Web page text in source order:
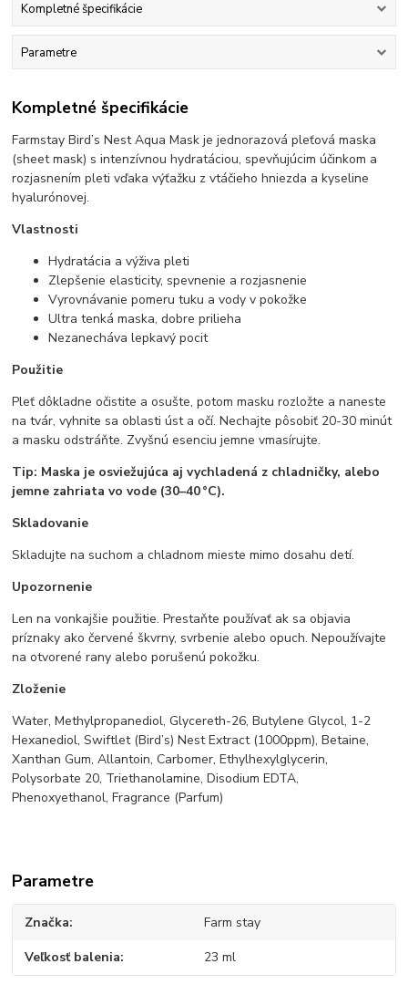
Kompletné špecifikácie
Parametre
Kompletné špecifikácie
Farmstay Bird’s Nest Aqua Mask je jednorazová pleťová maska
(sheet mask) s intenzívnou hydratáciou, spevňujúcim účinkom a
rozjasnením pleti vďaka výťažku z vtáčieho hniezda a kyseline
hyalurónovej.
Vlastnosti
Hydratácia a výživa pleti
Zlepšenie elasticity, spevnenie a rozjasnenie
Vyrovnávanie pomeru tuku a vody v pokožke
Ultra tenká maska, dobre prilieha
Nezanecháva lepkavý pocit
Použitie
Pleť dôkladne očistite a osušte, potom masku rozložte a naneste
na tvár, vyhnite sa oblasti úst a očí. Nechajte pôsobiť 20-30 minút
a masku odstráňte. Zvyšnú esenciu jemne vmasírujte.
Tip: Maska je osviežujúca aj vychladená z chladničky, alebo
jemne zahriata vo vode (30–40 °C).
Skladovanie
Skladujte na suchom a chladnom mieste mimo dosahu detí.
Upozornenie
Len na vonkajšie použitie. Prestaňte používať ak sa objavia
príznaky ako červené škvrny, svrbenie alebo opuch. Nepoužívajte
na otvorené rany alebo porušenú pokožku.
Zloženie
Water, Methylpropanediol, Glycereth-26, Butylene Glycol, 1-2
Hexanediol, Swiftlet (Bird’s) Nest Extract (1000ppm), Betaine,
Xanthan Gum, Allantoin, Carbomer, Ethylhexylglycerin,
Polysorbate 20, Triethanolamine, Disodium EDTA,
Phenoxyethanol, Fragrance (Parfum)
Parametre
Značka Farm stay
Veľkosť balenia 23 ml